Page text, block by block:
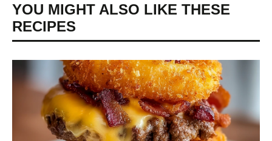
YOU MIGHT ALSO LIKE THESE
RECIPES